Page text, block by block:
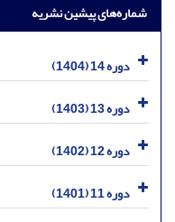
شماره‌های پیشین نشریه
دوره 14 (1404)
دوره 13 (1403)
دوره 12 (1402)
دوره 11 (1401)